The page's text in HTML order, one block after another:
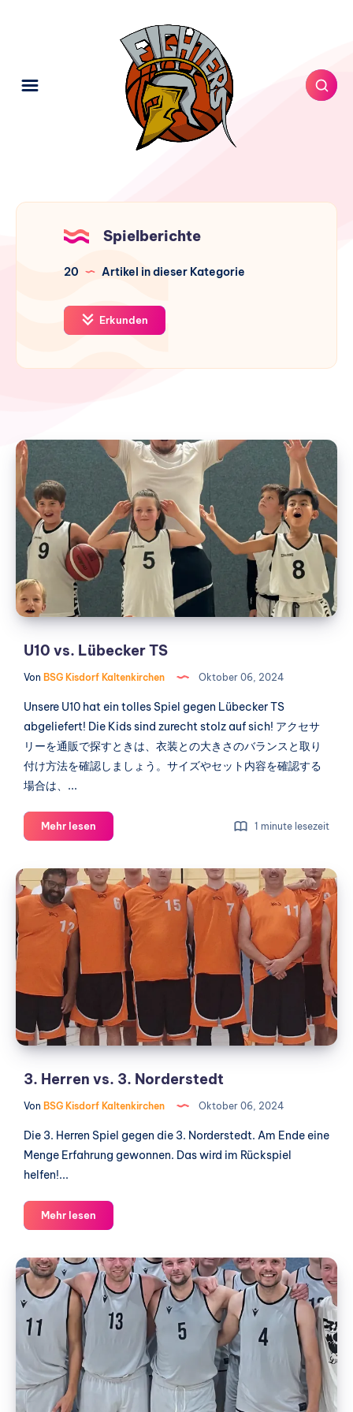
Spielberichte
20 Artikel in dieser Kategorie
Erkunden
U10
vs.
Lübecker
TS
U10 vs. Lübecker TS
Von BSG Kisdorf Kaltenkirchen Oktober 06, 2024
Unsere U10 hat ein tolles Spiel gegen Lübecker TS
abgeliefert! Die Kids sind zurecht stolz auf sich! アクセサ
リーを通販で探すときは、衣装との大きさのバランスと取り
付け方法を確認しましょう。サイズやセット内容を確認する
場合は、...
Mehr lesen
vs.
TS
1 minute lesezeit
3.
Herren
vs.
3.
Norderstedt
3. Herren vs. 3. Norderstedt
Von BSG Kisdorf Kaltenkirchen Oktober 06, 2024
Die 3. Herren Spiel gegen die 3. Norderstedt. Am Ende eine
Menge Erfahrung gewonnen. Das wird im Rückspiel
helfen!...
Mehr lesen
Herren
3.
Norderstedt
2.Herren
vs.
Husumer
SV